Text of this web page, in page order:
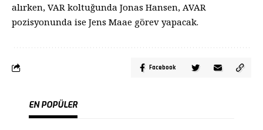
alırken, VAR koltuğunda Jonas Hansen, AVAR
pozisyonunda ise Jens Maae görev yapacak.
Facebook
EN POPÜLER